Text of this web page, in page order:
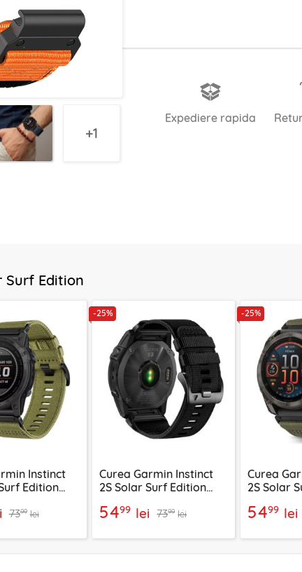
1
Expediere rapida
Surf Edition
Instinct
Edition
7399 lei
-25%
Curea Garmin Instinct
2S Solar Surf Edition
5499 lei 7399 lei
-25%
Curea
2S Solar
W070
5499 lei